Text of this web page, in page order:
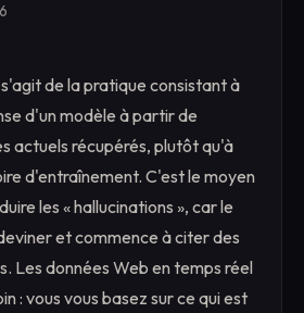
s'agit de la pratique consistant à
d'un modèle à partir de
actuels récupérés, plutôt qu'à
d'entraînement. C'est le moyen
les « hallucinations », car le
et commence à citer des
Les données Web en temps réel
: vous vous basez sur ce qui est